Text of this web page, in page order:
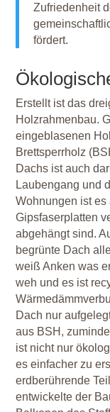
Zufriedenheit
fördert.
Erstellt ist das
Holzrahmenbau.
eingeblasenen
Brettsperrholz
Dachs ist auch
Laubengang und
Wohnungen ist
Gipsfaserplatten
abgehängt sind.
begrünte Dach
weiß Anken was
weh und es ist
Dach nur
aus BSH,
ist nicht nur
es einfacher zu
erdberührende
entwickelte der